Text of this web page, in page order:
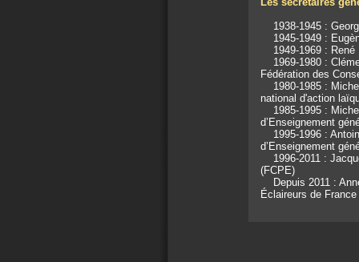
1938-1945 :
1945-1949 :
1949-1969 : René
1969-1980 :
Fédération des
1980-1985 :
national d'action
1985-1995 :
d’Enseignement
1995-1996 :
d’Enseignement
1996-2011 :
(FCPE)
Depuis 2011 :
Éclaireurs de